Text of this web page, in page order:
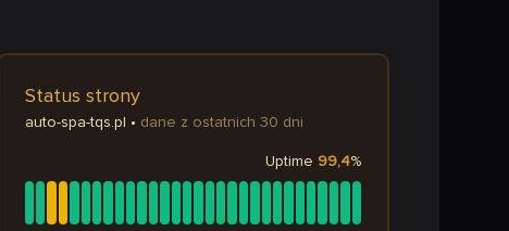
Status strony
auto-spa-tqs.pl • dane z ostatnich 30 dni
Uptime 99,4%